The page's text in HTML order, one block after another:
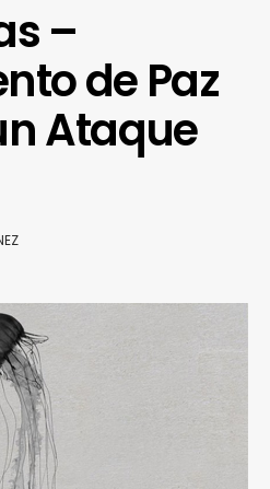
–
de Paz
Ataque